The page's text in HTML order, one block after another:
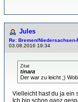
Jules
Re: Bremen/
03.08.2016 19:34
Zitat
tinara
Der war zu leicht ;)
Vielleicht hast du ja ein
Ich bin schon ganz